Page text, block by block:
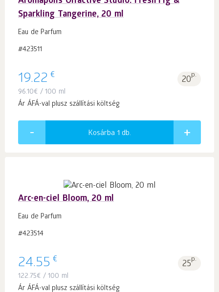
Sparkling Tangerine, 20 ml
Eau de Parfum
#423511
19.22 € 20p.
96.10€ / 100 ml
Ár ÁFÁ-val plusz szállítási költség
Kosárba 1 db.
Arc-en-ciel Bloom, 20 ml
Eau de Parfum
#423514
24.55 € 25p.
122.75€ / 100 ml
Ár ÁFÁ-val plusz szállítási költség